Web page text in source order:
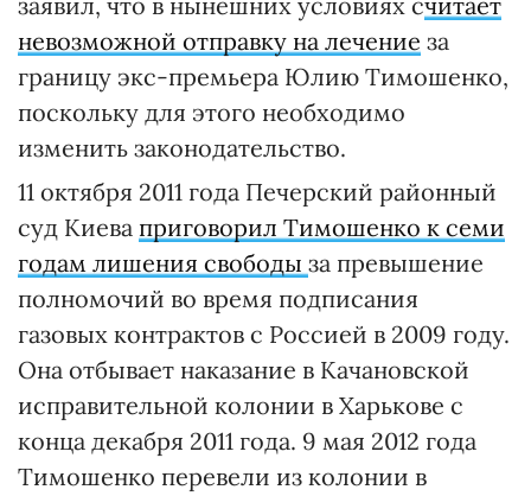
невозможной отправку на лечение за
границу экс-премьера Юлию Тимошенко,
поскольку для этого необходимо
изменить законодательство.
11 октября 2011 года Печерский районный
суд Киева приговорил Тимошенко к семи
годам лишения свободы за превышение
полномочий во время подписания
газовых контрактов с Россией в 2009 году.
Она отбывает наказание в Качановской
исправительной колонии в Харькове с
конца декабря 2011 года. 9 мая 2012 года
Тимошенко перевели из колонии в